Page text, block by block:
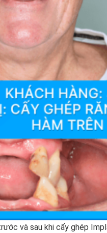
và sau khi cấy ghép